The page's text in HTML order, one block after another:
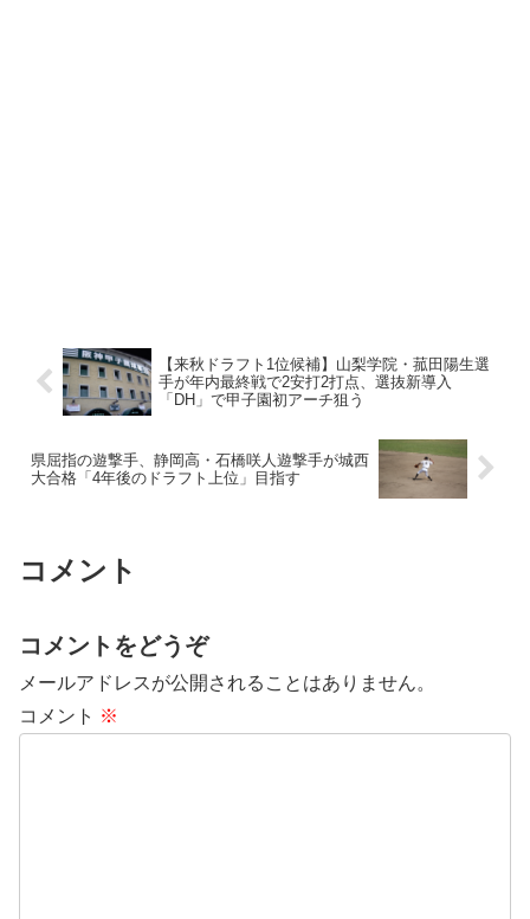
【来秋ドラフト1位候補】山梨学院・菰田陽生選
手が年内最終戦で2安打2打点、選抜新導入
「DH」で甲子園初アーチ狙う
県屈指の遊撃手、静岡高・石橋咲人遊撃手が城西
大合格「4年後のドラフト上位」目指す
コメント
コメントをどうぞ
メールアドレスが公開されることはありません。
コメント ※